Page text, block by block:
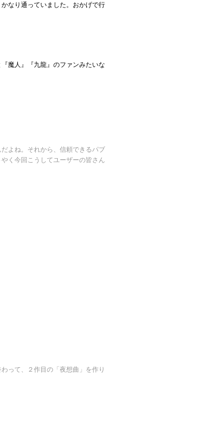
なり通っていました。おかげで行
魔人』『九龍』のファンみたいな
よね。それから、信頼できるパブ
く今回こうしてユーザーの皆さん
って、２作目の「夜想曲」を作り